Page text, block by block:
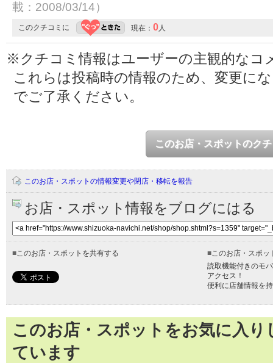
載：2008/03/14）
このクチコミに 現在： 0人
※クチコミ情報はユーザーの主観的なコ
これらは投稿時の情報のため、変更に
でご了承ください。
このお店・スポットのク
このお店・スポットの情報変更や閉店・移転を報告
お店・スポット情報をブログにはる
■このお店・スポットを共有する ■このお店・スポッ
読取機能付きのモ
アクセス！
便利に店舗情報を
このお店・スポットをお気に入
ています